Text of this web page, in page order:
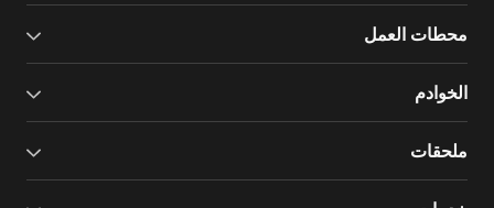
محطات العمل
الخوادم
ملحقات